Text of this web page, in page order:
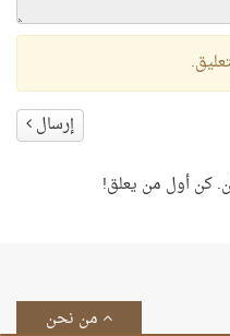
إرسال
كن أول من يعلق!
من نحن